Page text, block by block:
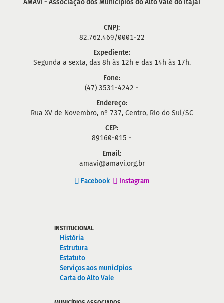
AMAVI - Associação dos Municípios do Alto Vale do Itajaí
CNPJ:
82.762.469/0001-22
Expediente:
Segunda a sexta, das 8h às 12h e das 14h às 17h.
Fone:
(47) 3531-4242 -
Endereço:
Rua XV de Novembro, nº 737, Centro, Rio do Sul/SC
CEP:
89160-015 -
Email:
amavi@amavi.org.br
Facebook Instagram
INSTITUCIONAL
História
Estrutura
Estatuto
Serviços aos municípios
Carta do Alto Vale